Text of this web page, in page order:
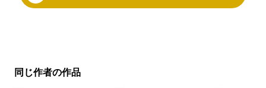
同じ作者の作品